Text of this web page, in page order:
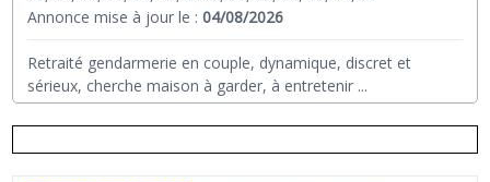
Annonce mise à jour le :04/08/2026
Retraité gendarmerie en couple, dynamique, discret et
sérieux, cherche maison à garder, à entretenir ...